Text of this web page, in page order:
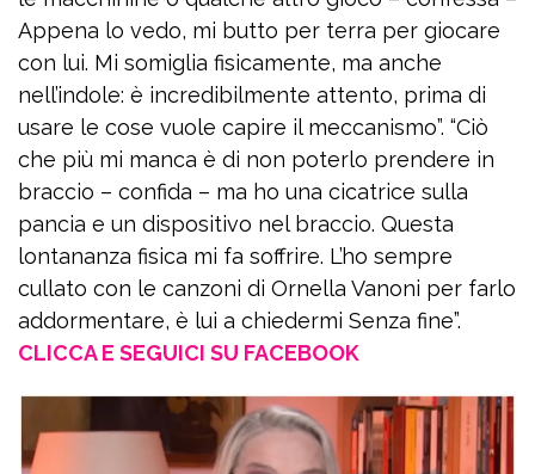
Appena lo vedo, mi butto per terra per giocare
con lui. Mi somiglia fisicamente, ma anche
nell’indole: è incredibilmente attento, prima di
usare le cose vuole capire il meccanismo”. “Ciò
che più mi manca è di non poterlo prendere in
braccio – confida – ma ho una cicatrice sulla
pancia e un dispositivo nel braccio. Questa
lontananza fisica mi fa soffrire. L’ho sempre
cullato con le canzoni di Ornella Vanoni per farlo
addormentare, è lui a chiedermi Senza fine”.
CLICCA E SEGUICI SU FACEBOOK